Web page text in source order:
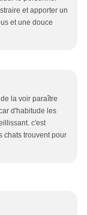
et apporter un
et une douce
la voir paraître
d'habitude les
c'est
chats trouvent pour